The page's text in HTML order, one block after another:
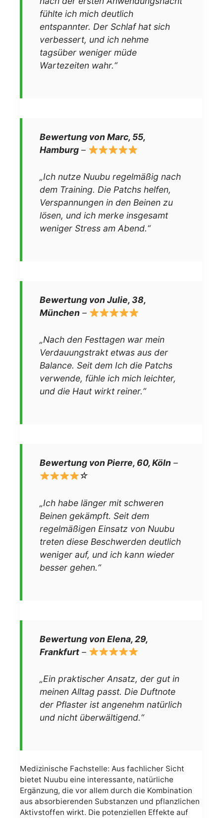
fühlte ich mich deutlich
entspannter. Der Schlaf hat sich
verbessert, und ich nehme
tagsüber weniger müde
Wartezeiten wahr.“
Bewertung von Marc, 55,
Hamburg –
„Ich nutze Nuubu regelmäßig nach
dem Training. Die Patchs helfen,
Verspannungen in den Beinen zu
lösen, und ich merke insgesamt
weniger Stress am Abend.“
Bewertung von Julie, 38,
München –
„Nach den Festtagen war mein
Verdauungstrakt etwas aus der
Balance. Seit dem Ich die Patchs
verwende, fühle ich mich leichter,
und die Haut wirkt reiner.“
Bewertung von Pierre, 60, Köln –
☆
„Ich habe länger mit schweren
Beinen gekämpft. Seit dem
regelmäßigen Einsatz von Nuubu
treten diese Beschwerden deutlich
weniger auf, und ich kann wieder
besser gehen.“
Bewertung von Elena, 29,
Frankfurt –
„Ein praktischer Ansatz, der gut in
meinen Alltag passt. Die Duftnote
der Pflaster ist angenehm natürlich
und nicht überwältigend.“
Medizinische Fachstelle: Aus fachlicher Sicht
bietet Nuubu eine interessante, natürliche
Ergänzung, die vor allem durch die Kombination
aus absorbierenden Substanzen und pflanzlichen
Aktivstoffen wirkt. Die potenziellen Effekte auf